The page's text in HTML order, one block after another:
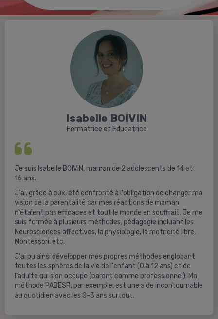
Isabelle BOIVIN
Formatrice et Educatrice
Je suis Isabelle BOIVIN, maman de 2 adolescents de 14 et
16 ans.
J'ai, grâce à eux, été confronté à l'obligation de changer ma
vision de la parentalité car mes réactions de maman
n'étaient pas efficaces et tout le monde en souffrait. Je me
suis formée à plusieurs méthodes, pédagogie incluant les
Neurosciences affectives, la physiologie, la motricité libre,
Montessori, etc.
J'ai pu ainsi développer mes propres méthodes englobant
toutes les sphères de la vie de l'enfant (0 à 12 ans) et de
l'adulte qui s'en occupe (parent comme professionnel). Ma
méthode PABESR, par exemple, est une aide incontournable
au quotidien avec les 0-3 ans surtout.